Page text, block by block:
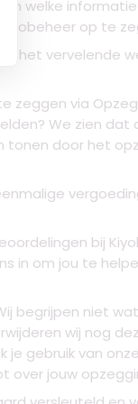
welke
op te
het vervelende
via
We zien dat
tonen door het
bij
in om jou te
begrijpen niet
wij nog
gebruik van
over jouw